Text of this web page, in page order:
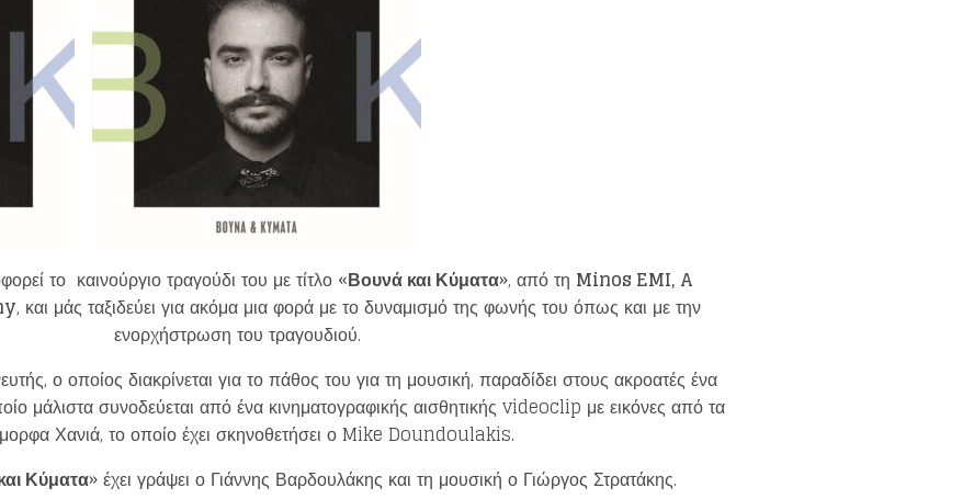
το καινούργιο τραγούδι του με τίτλο «Βουνά και Κύματα», από τη Minos EMI, A
, και μάς ταξιδεύει για ακόμα μια φορά με το δυναμισμό της φωνής του όπως και με την
ενορχήστρωση του τραγουδιού.
ο οποίος διακρίνεται για το πάθος του για τη μουσική, παραδίδει στους ακροατές ένα
μάλιστα συνοδεύεται από ένα κινηματογραφικής αισθητικής videoclip με εικόνες από τα
Χανιά, το οποίο έχει σκηνοθετήσει ο Mike Doundoulakis.
Κύματα» έχει γράψει ο Γιάννης Βαρδουλάκης και τη μουσική ο Γιώργος Στρατάκης.